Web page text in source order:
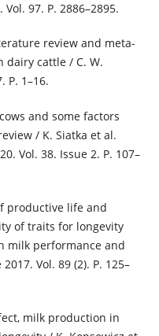
Vol. 97. P. 2886–2895.
review and meta-
cattle / C. W.
P. 1–16.
and some factors
/ K. Siatka et al.
Vol. 38. Issue 2. P. 107–
productive life and
of traits for longevity
milk performance and
Vol. 89 (2). P. 125–
milk production in